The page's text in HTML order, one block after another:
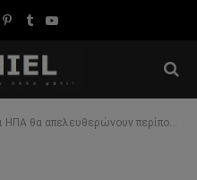
Pinterest
TumblrYouTube
περίπου ένα εκατομμύριο βαρέλια πετρελαίου την ημέρα από τα αποθέματά τους για έξι μήνες